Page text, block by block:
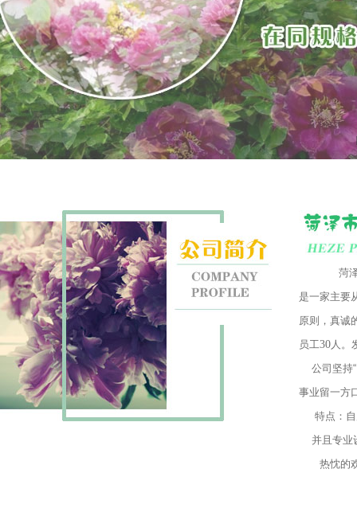
菏泽
是一家主要
原则，真诚
员工30人。
公司坚持
事业留一方
特点：
并且专业
热忱的欢